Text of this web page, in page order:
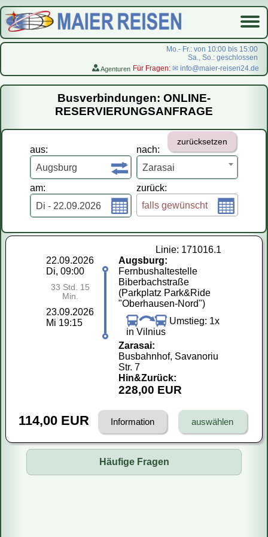
Mo.- Fr.: von 10:00 bis 15:00
Sa., So.: geschlossen
Agenturen Für Fragen: ✉ info@maier-reisen24.de
Startseite
Busverbindungen
Flugreisen
LastMinute-Pauschal
На русском
Busverbindungen: ONLINE-
RESERVIERUNGSANFRAGE
aus:
Augsburg
am:
Di - 22.09.2026
nach:
Zarasai
zurücksetzen
zurück:
falls gewünscht
22.09.2026
Di, 09:00
33 Std. 15
Min.
23.09.2026
Mi 19:15
Linie: 171016.1
Augsburg:
Fernbushaltestelle
Biberbachstraße
(Parkplatz Park&Ride
"Oberhausen-Nord")
Umstieg: 1x
in Vilnius
Zarasai:
Busbahnhof, Savanoriu
Str. 7
Hin&Zurück:
228,00 EUR
114,00 EUR Information
Häufige Fragen